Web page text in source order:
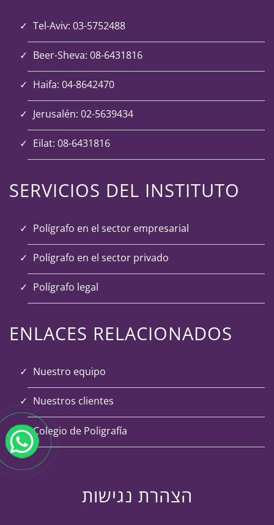
Tel-Aviv: 03-5752488
Beer-Sheva: 08-6431816
Haifa: 04-8642470
Jerusalén: 02-5639434
Eilat: 08-6431816
SERVICIOS DEL INSTITUTO
Polígrafo en el sector empresarial
Polígrafo en el sector privado
Polígrafo legal
ENLACES RELACIONADOS
Nuestro equipo
Nuestros clientes
Colegio de Poligrafía
הצהרת נגישות